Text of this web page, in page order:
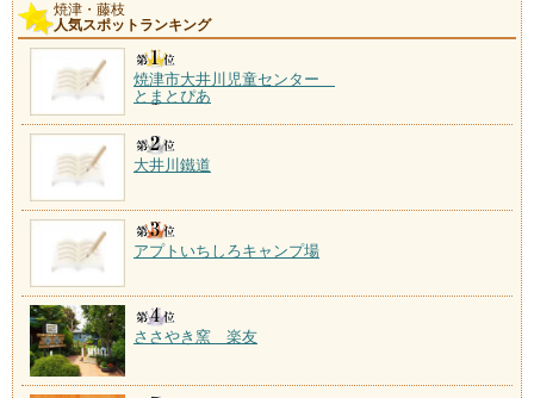
接岨峡温泉
施設数：1軒
焼津・藤枝
人気スポットランキング
焼津市大井川児童センター
とまとぴあ
大井川鐵道
アプトいちしろキャンプ場
ささやき窯 楽友